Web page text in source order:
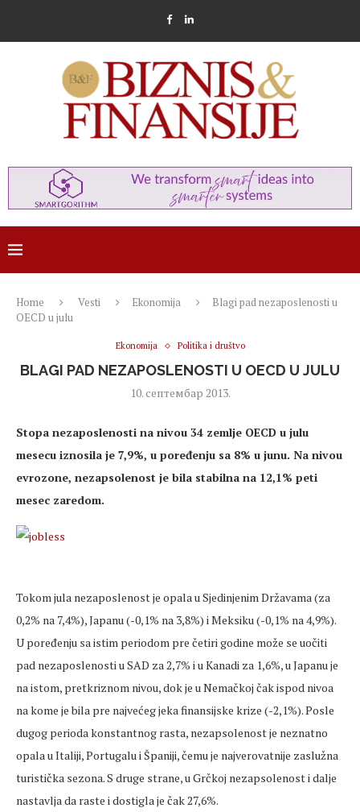
Home Vesti Ekonomija
Blagi pad nezaposlenosti u
OECD u julu
Ekonomija Politika i društvo
BLAGI PAD NEZAPOSLENOSTI U OECD U JULU
10. септембар 2013.
Stopa nezaposlenosti na nivou 34 zemlje OECD u julu
mesecu iznosila je 7,9%, u poređenju sa 8% u junu. Na nivou
evrozone, nezapsolenost je bila stabilna na 12,1% peti
mesec zaredom.
Tokom jula nezaposlenost je opala u Sjedinjenim Državama (za
0,2% na 7,4%), Japanu (-0,1% na 3,8%) i Meksiku (-0,1% na 4,9%).
U poređenju sa istim periodom pre četiri godine može se uočiti
pad nezaposlenosti u SAD za 2,7% i u Kanadi za 1,6%, u Japanu je
na istom, pretkriznom nivou, dok je u Nemačkoj čak ispod nivoa
na kome je bila pre najvećeg jeka finansijske krize (-2,1%). Posle
dugog perioda konstantnog rasta, nezapsolenost je neznatno
opala u Italiji, Portugalu i Španiji, čemu je najverovatnije zaslužna
turistička sezona. S druge strane, u Grčkoj nezapsolenost i dalje
nastavlja da raste i dostigla je čak 27,6%.